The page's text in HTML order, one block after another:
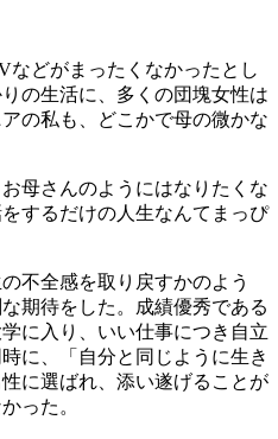
どがまったくなかったとし
の生活に、多くの団塊女性は
の私も、どこかで母の微かな
母さんのようにはなりたくな
するだけの人生なんてまっぴ
不全感を取り戻すかのよう
期待をした。成績優秀である
に入り、いい仕事につき自立
に、「自分と同じように生き
に選ばれ、添い遂げることが
った。